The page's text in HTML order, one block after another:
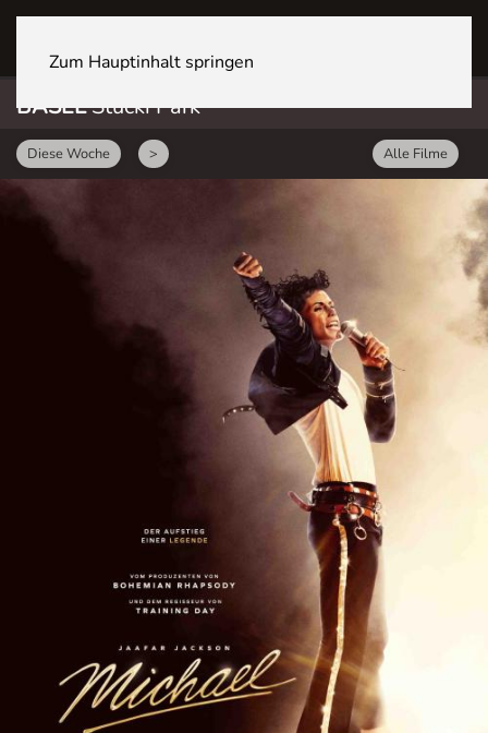
Zum Hauptinhalt springen
BASELStücki Park
Diese Woche > Alle Filme